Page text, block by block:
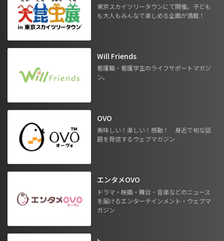
東京スカイツリータウンにて開催。子ども
も大人もみんなで楽しめる企画が満載！
Will Friends
看護職・看護学生のライフサポートマガジ
ン。
OVO
美味しい！楽しい！感動！ 身近で旬な話
題を発信するウェブマガジン
エンタメOVO
ドラマ・映画・舞台・音楽などのニュース
を届けるエンターテインメント・ウェブマ
ガジン